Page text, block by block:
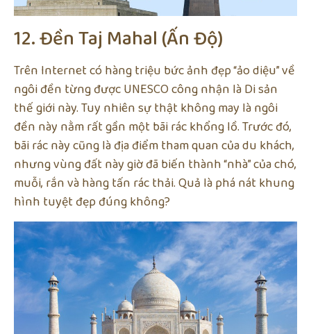
12. Đền Taj Mahal (Ấn Độ)
Trên Internet có hàng triệu bức ảnh đẹp “ảo diệu” về
ngôi đền từng được UNESCO công nhận là Di sản
thế giới này. Tuy nhiên sự thật không may là ngôi
đền này nằm rất gần một bãi rác khổng lồ. Trước đó,
bãi rác này cũng là địa điểm tham quan của du khách,
nhưng vùng đất này giờ đã biến thành “nhà” của chó,
muỗi, rắn và hàng tấn rác thải. Quả là phá nát khung
hình tuyệt đẹp đúng không?